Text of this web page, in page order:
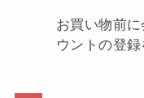
お買い物前
ウントの登録